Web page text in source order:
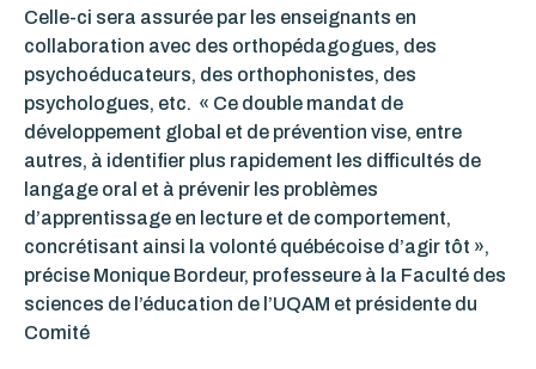
Celle-ci sera assurée par les enseignants en
collaboration avec des orthopédagogues, des
psychoéducateurs, des orthophonistes, des
psychologues, etc. « Ce double mandat de
développement global et de prévention vise, entre
autres, à identifier plus rapidement les difficultés de
langage oral et à prévenir les problèmes
d’apprentissage en lecture et de comportement,
concrétisant ainsi la volonté québécoise d’agir tôt »,
précise Monique Bordeur, professeure à la Faculté des
sciences de l’éducation de l’UQAM et présidente du
Comité